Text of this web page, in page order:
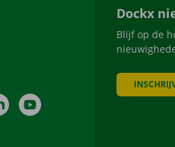
LinkedInYouTube
Dockx
Blijf op de